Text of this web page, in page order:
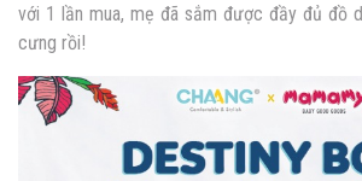
với 1 lần mua, mẹ đã sắm được đầy đủ đồ
cưng rồi!